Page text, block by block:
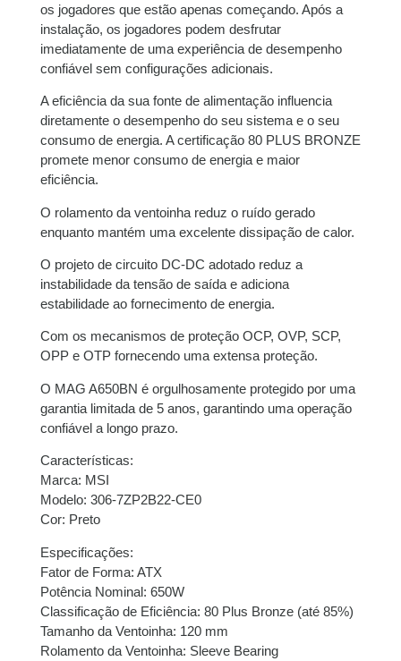
6x de R$70,14com
juros
R$420,84
juros
8x deR$53,42com
juros
R$ 427,36
os jogadores que estão apenas começando. Após a
instalação, os jogadores podem desfrutar
imediatamente de uma experiência de desempenho
confiável sem configurações adicionais.
A eficiência da sua fonte de alimentação influencia
diretamente o desempenho do seu sistema e o seu
consumo de energia. A certificação 80 PLUS BRONZE
promete menor consumo de energia e maior
eficiência.
O rolamento da ventoinha reduz o ruído gerado
enquanto mantém uma excelente dissipação de calor.
O projeto de circuito DC-DC adotado reduz a
instabilidade da tensão de saída e adiciona
estabilidade ao fornecimento de energia.
Com os mecanismos de proteção OCP, OVP, SCP,
OPP e OTP fornecendo uma extensa proteção.
O MAG A650BN é orgulhosamente protegido por uma
garantia limitada de 5 anos, garantindo uma operação
confiável a longo prazo.
Características:
Marca: MSI
Modelo: 306-7ZP2B22-CE0
Cor: Preto
Especificações:
Fator de Forma: ATX
Potência Nominal: 650W
Classificação de Eficiência: 80 Plus Bronze (até 85%)
Tamanho da Ventoinha: 120 mm
Rolamento da Ventoinha: Sleeve Bearing